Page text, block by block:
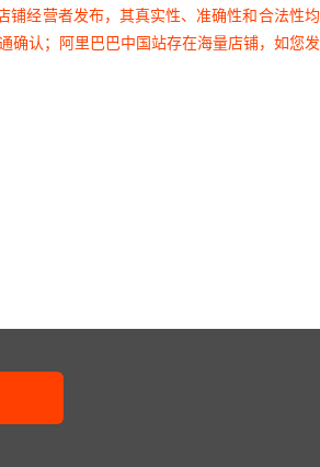
经营者发布，其真实性、准确性和合法性
确认；阿里巴巴中国站存在海量店铺，如您